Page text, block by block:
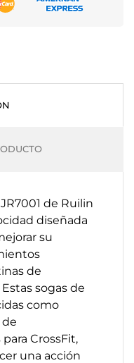
de Ruilin
diseñada
su
de
sogas de
como
CrossFit,
una acción